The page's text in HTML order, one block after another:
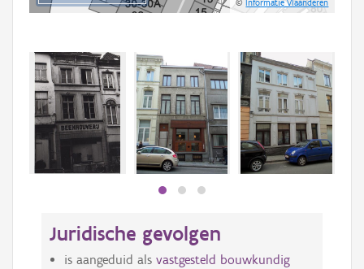
©Informatie Vlaanderen
Juridische gevolgen
is aangeduid als vastgesteld bouwkundig